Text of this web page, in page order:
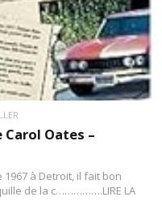
Oates –
à Detroit, il fait bon
de la c…………….LIRE LA